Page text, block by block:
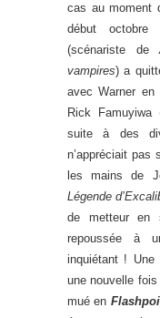
cas au moment
début octobre
(scénariste de
vampires) a
avec Warner
Rick Famuyiwa
suite à des
n’appréciait pas
les mains de
Légende
de metteur en
repoussée à
inquiétant ! Une
une nouvelle
mué en